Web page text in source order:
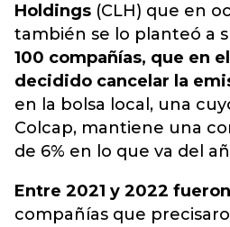
Holdings (CLH) que en
también se lo planteó a
100 compañías, que en
decidido cancelar la
en la bolsa local, una
Colcap, mantiene una
de 6% en lo que va del
Entre 2021 y 2022
compañías que